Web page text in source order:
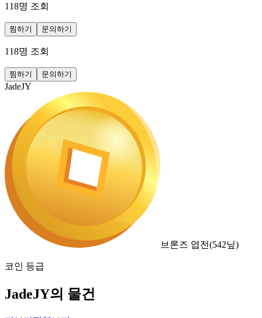
118명 조회
찜하기 문의하기
118명 조회
찜하기 문의하기
JadeJY
브론즈 엽전(542닢)
코인 등급
JadeJY의 물건